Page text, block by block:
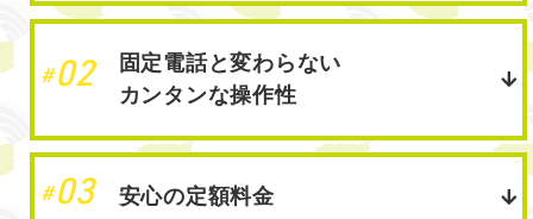
#02
固定電話と変わらない
カンタンな操作性
#03 安心の定額料金